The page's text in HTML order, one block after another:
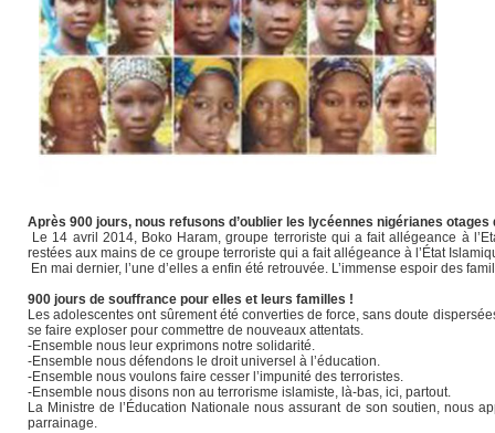
Après 900 jours, nous refusons d’oublier les lycéennes nigérianes otages
Le 14 avril 2014, Boko Haram, groupe terroriste qui a fait allégeance à
restées aux mains de ce groupe terroriste qui a fait allégeance à l’État
En mai dernier, l’une d’elles a enfin été retrouvée. L’immense espoir des
900 jours de souffrance pour elles et leurs familles !
Les adolescentes ont sûrement été converties de force, sans doute
se faire exploser pour commettre de nouveaux attentats.
-Ensemble nous leur exprimons notre solidarité.
-Ensemble nous défendons le droit universel à l’éducation.
-Ensemble nous voulons faire cesser l’impunité des terroristes.
-Ensemble nous disons non au terrorisme islamiste, là-bas, ici, partout.
La Ministre de l’Éducation Nationale nous assurant de son soutien, nous
parrainage.